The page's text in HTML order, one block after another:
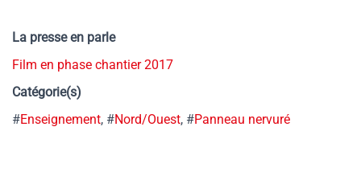
La presse en parle
Film en phase chantier 2017
Catégorie(s)
#Enseignement, #Nord/Ouest, #Panneau nervuré